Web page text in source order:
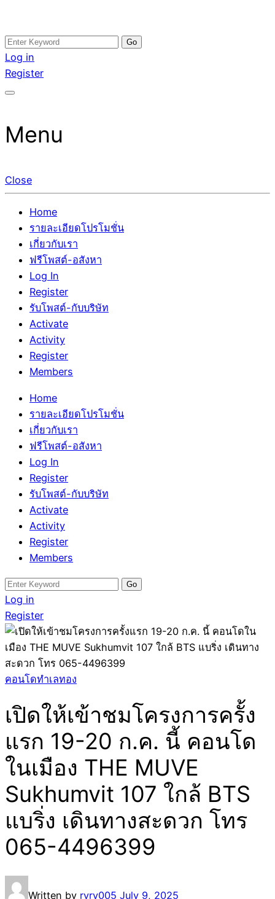
Skip
to
content
อสังหาโพสต์ รีวิวเยอะ รับจ้างโพสต์ขายบ้าน รับจ้างโพสต์อสัง
หา แตกต่างอย่างตั้งใจ รับรองผล อันดับ1 การโพสต์ขายอสังหา
กับทีมงานบริษัท บ้าน ที่ดิน คอนโด ติดGoogleหน้าแรกได้จริงๆ
รับจ้างโพสอสังหา ขายบ้าน อสังหาโพสต์ เชื่อถือได้จริง รับ
โพสต์ ที่ดิน กับทีมงานบริษัท ถูกและดีที่สุด ไม่มีค่านายหน้า
ขายได้จริงๆ ช่วยสร้างโอกาสในการขายได้มากกว่า ที่เดียว ที่
Search
for:
Log in
Register
Menu
Close
Home
รายละเอียดโปรโมชั่น
เกี่ยวกับเรา
ฟรีโพสต์-อสังหา
Log In
Register
รับโพสต์-กับบริษัท
Activate
Activity
Register
Members
Home
รายละเอียดโปรโมชั่น
เกี่ยวกับเรา
ฟรีโพสต์-อสังหา
Log In
Register
รับโพสต์-กับบริษัท
Activate
Activity
Register
Members
Search
for:
Log in
Register
คอนโดทำเลทอง
เปิดให้เข้าชมโครงการครั้ง
แรก 19-20 ก.ค. นี้ คอนโด
ในเมือง THE MUVE
Sukhumvit 107 ใกล้ BTS
แบริ่ง เดินทางสะดวก โทร
065-4496399
Written by ryry005 July 9, 2025